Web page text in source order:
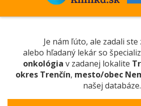
Je nám ľúto, ale zadali
alebo hľadaný lekár so
onkológia v zadanej lokalite
okres Trenčín, mesto/obec
našej databáze.